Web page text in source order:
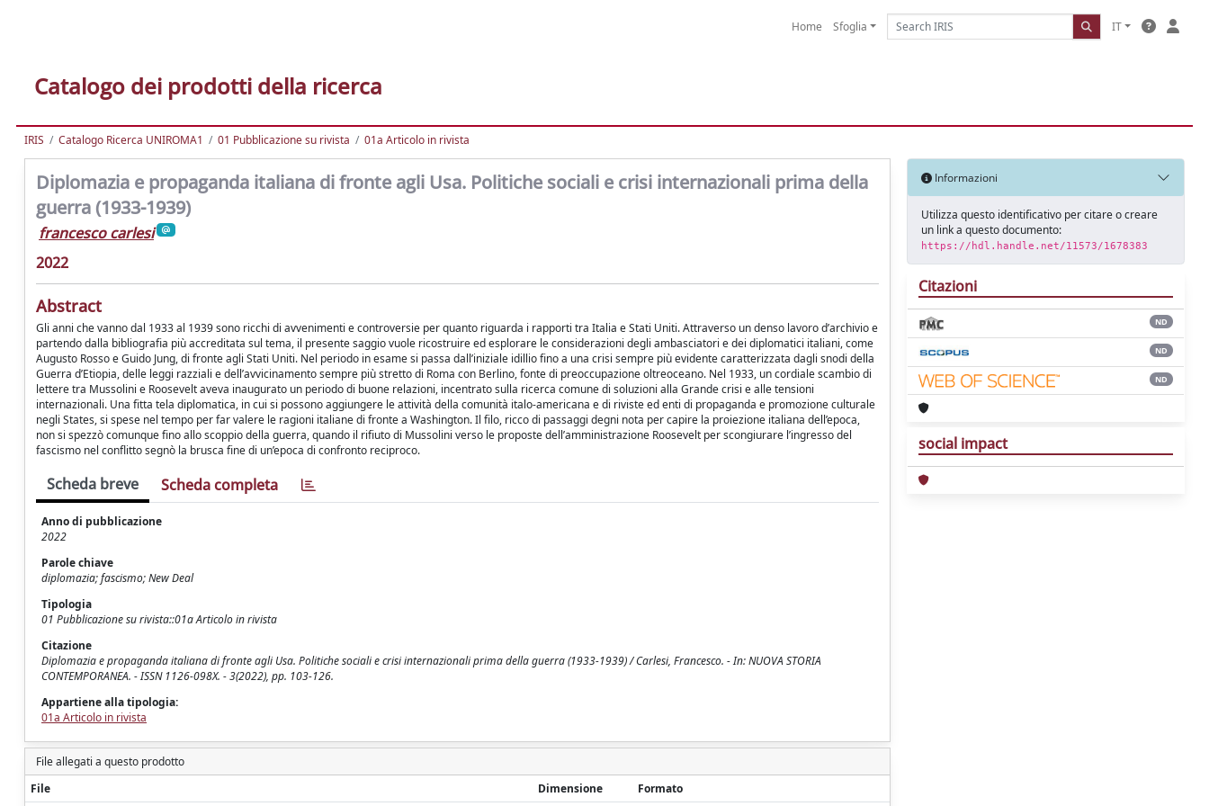
Home Sfoglia IT
Catalogo dei prodotti della ricerca
IRIS Catalogo Ricerca UNIROMA1 01 Pubblicazione su rivista 01a Articolo in rivista
Diplomazia e propaganda italiana di fronte agli Usa. Politiche sociali e crisi internazionali prima della
guerra (1933-1939)
francesco carlesi
2022
Abstract
Gli anni che vanno dal 1933 al 1939 sono ricchi di avvenimenti e controversie per quanto riguarda i rapporti tra Italia e Stati Uniti. Attraverso un denso lavoro d’archivio e
partendo dalla bibliografia più accreditata sul tema, il presente saggio vuole ricostruire ed esplorare le considerazioni degli ambasciatori e dei diplomatici italiani, come
Augusto Rosso e Guido Jung, di fronte agli Stati Uniti. Nel periodo in esame si passa dall’iniziale idillio fino a una crisi sempre più evidente caratterizzata dagli snodi della
Guerra d’Etiopia, delle leggi razziali e dell’avvicinamento sempre più stretto di Roma con Berlino, fonte di preoccupazione oltreoceano. Nel 1933, un cordiale scambio di
lettere tra Mussolini e Roosevelt aveva inaugurato un periodo di buone relazioni, incentrato sulla ricerca comune di soluzioni alla Grande crisi e alle tensioni
internazionali. Una fitta tela diplomatica, in cui si possono aggiungere le attività della comunità italo-americana e di riviste ed enti di propaganda e promozione culturale
negli States, si spese nel tempo per far valere le ragioni italiane di fronte a Washington. Il filo, ricco di passaggi degni nota per capire la proiezione italiana dell’epoca,
non si spezzò comunque fino allo scoppio della guerra, quando il rifiuto di Mussolini verso le proposte dell’amministrazione Roosevelt per scongiurare l’ingresso del
fascismo nel conflitto segnò la brusca fine di un’epoca di confronto reciproco.
Scheda breve Scheda completa
Anno di pubblicazione
2022
Parole chiave
diplomazia; fascismo; New Deal
Tipologia
01 Pubblicazione su rivista::01a Articolo in rivista
Citazione
Diplomazia e propaganda italiana di fronte agli Usa. Politiche sociali e crisi internazionali prima della guerra (1933-1939) / Carlesi, Francesco. - In: NUOVA STORIA
CONTEMPORANEA. - ISSN 1126-098X. - 3(2022), pp. 103-126.
Appartiene alla tipologia:
01a Articolo in rivista
File allegati a questo prodotto
File
Dimensione Formato
Informazioni
Utilizza questo identificativo per citare o creare
un link a questo documento:
https://hdl.handle.net/11573/1678383
Citazioni
ND
ND
ND
social impact